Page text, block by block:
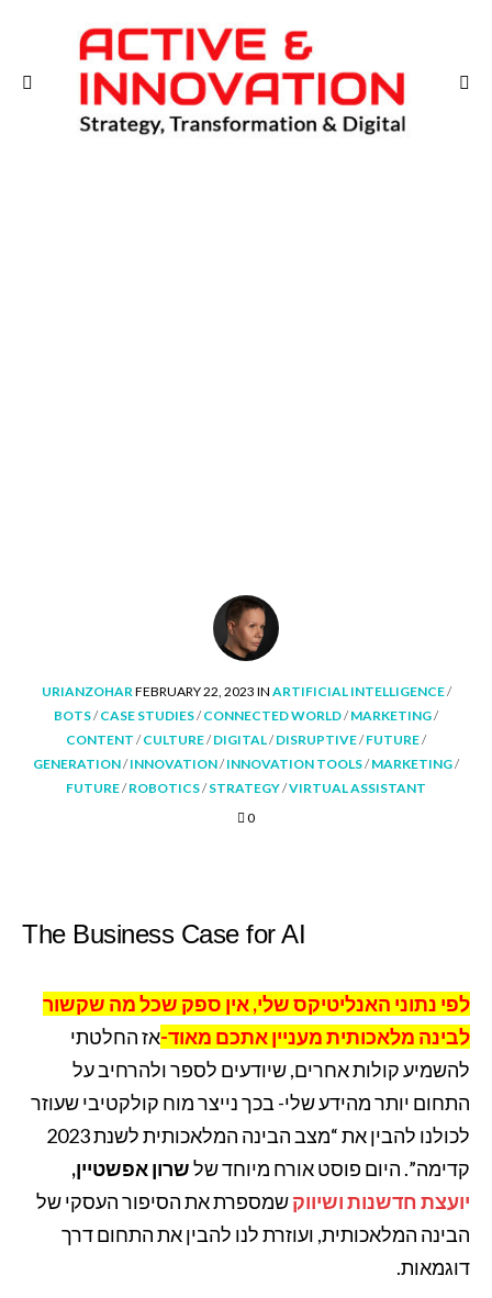
POSTED
BY
URIANZOHARFEBRUARY 22, 2023 IN POSTED
IN
ARTIFICIAL INTELLIGENCE/
BOTS/ CASE STUDIES/ CONNECTED WORLD/ MARKETING/
CONTENT / CULTURE/ DIGITAL/ DISRUPTIVE/ FUTURE/
GENERATION/ INNOVATION/ INNOVATION TOOLS/ MARKETING/
FUTURE/ ROBOTICS/ STRATEGY/VIRTUAL ASSISTANT
0
The Business Case for AI
לפי נתוני האנליטיקס שלי, אין ספק שכל מה שקשור
לבינה מלאכותית מעניין אתכם מאוד-אז החלטתי
להשמיע קולות אחרים, שיודעים לספר ולהרחיב על
התחום יותר מהידע שלי- בכך נייצר מוח קולקטיבי שעוזר
לכולנו להבין את “מצב הבינה המלאכותית לשנת 2023
קדימה”. היום פוסט אורח מיוחד שלשרון אפשטיין,
יועצת חדשנות ושיווקשמספרת את הסיפור העסקי של
הבינה המלאכותית, ועוזרת לנו להבין את התחום דרך
דוגמאות.